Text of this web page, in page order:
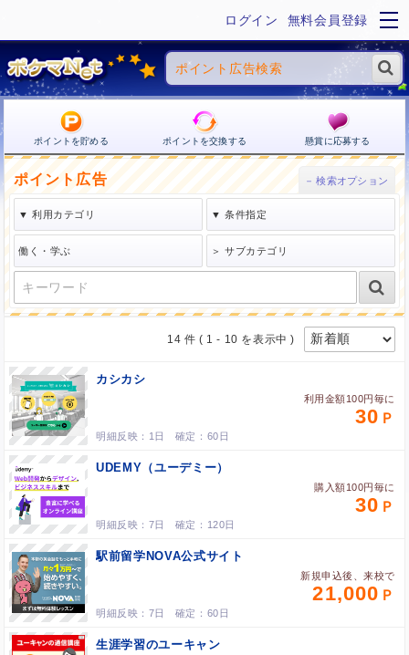
ログイン 無料会員登録
ポイントを貯める ポイントを交換する 懸賞に応募する
ポイント広告
14 件 ( 1 - 10 を表示中 )
カシカシ
利用金額100円毎に
30
1日 60日
UDEMY（ユーデミー）
購入額100円毎に
30
7日 120日
駅前留学NOVA公式サイト
新規申込後、来校で
21,000
7日 60日
生涯学習のユーキャン